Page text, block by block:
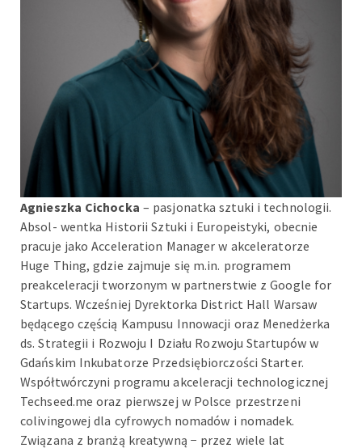
Agnieszka Cichocka – pasjonatka sztuki i technologii.
Absol- wentka Historii Sztuki i Europeistyki, obecnie
pracuje jako Acceleration Manager w akceleratorze
Huge Thing, gdzie zajmuje się m.in. programem
preakceleracji tworzonym w partnerstwie z Google for
Startups. Wcześniej Dyrektorka District Hall Warsaw
będącego częścią Kampusu Innowacji oraz Menedżerka
ds. Strategii i Rozwoju I Działu Rozwoju Startupów w
Gdańskim Inkubatorze Przedsiębiorczości Starter.
Współtwórczyni programu akceleracji technologicznej
Techseed.me oraz pierwszej w Polsce przestrzeni
colivingowej dla cyfrowych nomadów i nomadek.
Związana z branżą kreatywną − przez wiele lat